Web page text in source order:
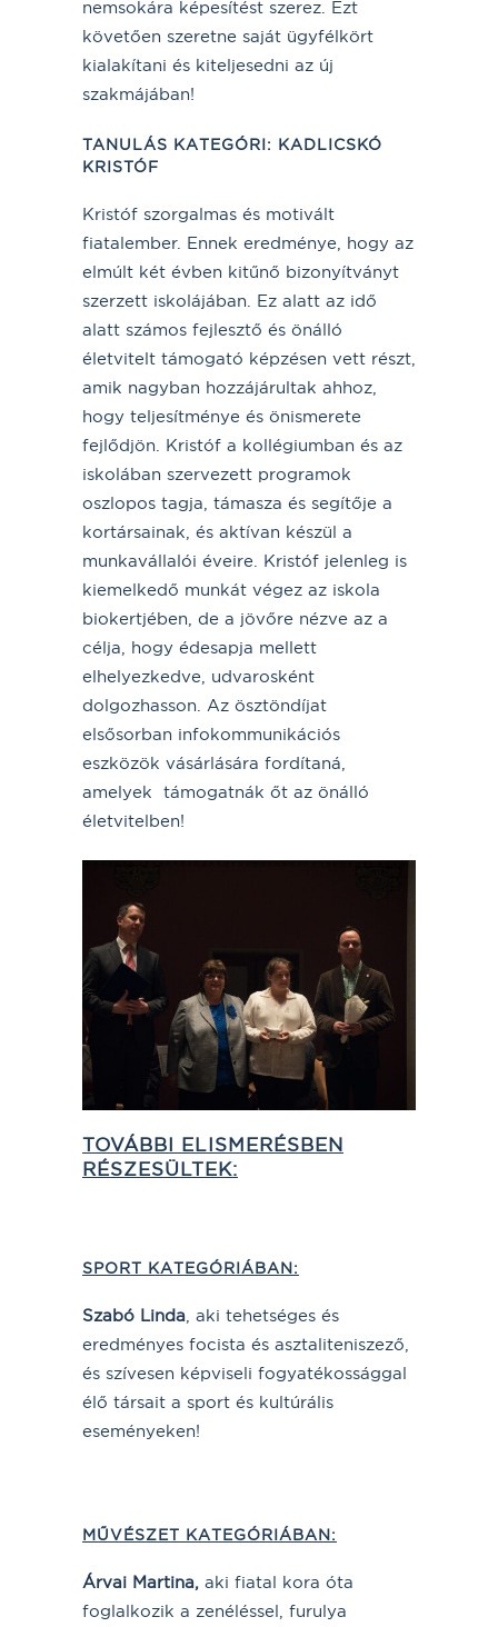
nemsokára képesítést szerez. Ezt
követően szeretne saját ügyfélkört
kialakítani és kiteljesedni az új
szakmájában!
TANULÁS KATEGÓRI: KADLICSKÓ
KRISTÓF
Kristóf szorgalmas és motivált
fiatalember. Ennek eredménye, hogy az
elmúlt két évben kitűnő bizonyítványt
szerzett iskolájában. Ez alatt az idő
alatt számos fejlesztő és önálló
életvitelt támogató képzésen vett részt,
amik nagyban hozzájárultak ahhoz,
hogy teljesítménye és önismerete
fejlődjön. Kristóf a kollégiumban és az
iskolában szervezett programok
oszlopos tagja, támasza és segítője a
kortársainak, és aktívan készül a
munkavállalói éveire. Kristóf jelenleg is
kiemelkedő munkát végez az iskola
biokertjében, de a jövőre nézve az a
célja, hogy édesapja mellett
elhelyezkedve, udvarosként
dolgozhasson. Az ösztöndíjat
elsősorban infokommunikációs
eszközök vásárlására fordítaná,
amelyek támogatnák őt az önálló
életvitelben!
TOVÁBBI ELISMERÉSBEN
RÉSZESÜLTEK:
SPORT KATEGÓRIÁBAN:
Szabó Linda , aki tehetséges és
eredményes focista és asztaliteniszező,
és szívesen képviseli fogyatékossággal
élő társait a sport és kultúrális
eseményeken!
MŰVÉSZET KATEGÓRIÁBAN:
Árvai Martina, aki fiatal kora óta
foglalkozik a zenéléssel, furulya